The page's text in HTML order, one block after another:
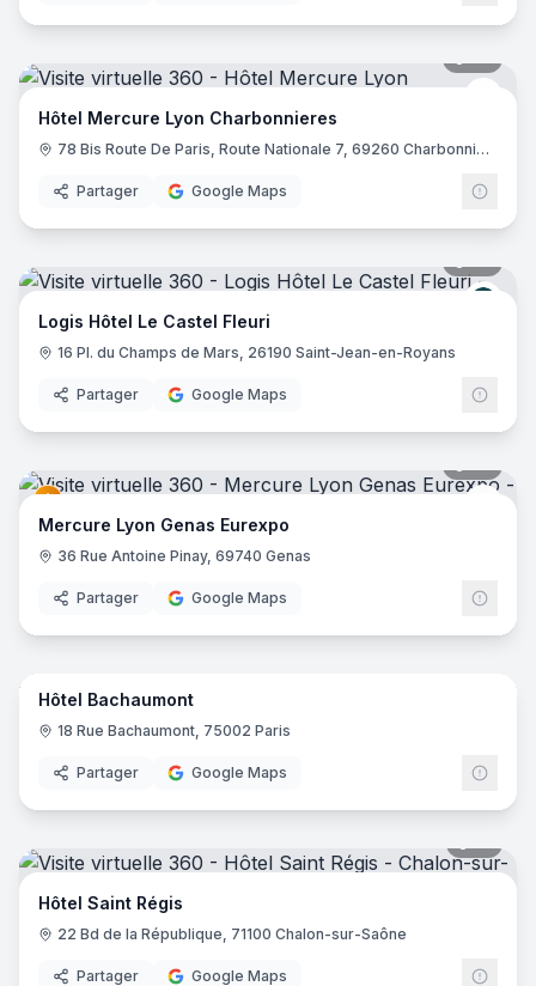
Hôtel Mercure Lyon Charbonnieres
78 Bis Route De Paris, Route Nationale 7, 69260 Charbonnières-les-Bains
Partager Google Maps
Logis Hôtel Le Castel Fleuri
16 Pl. du Champs de Mars, 26190 Saint-Jean-en-Royans
Partager Google Maps
Mercure Lyon Genas Eurexpo
36 Rue Antoine Pinay, 69740 Genas
Partager Google Maps
10
Hôtel Bachaumont
18 Rue Bachaumont, 75002 Paris
Partager Google Maps
Hôtel Saint Régis
22 Bd de la République, 71100 Chalon-sur-Saône
Partager Google Maps